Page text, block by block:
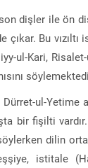
dişler ile ön
çıkar. Bu
ul-Kari,
ul-Yetime
bir fişilti
dilin
istitale